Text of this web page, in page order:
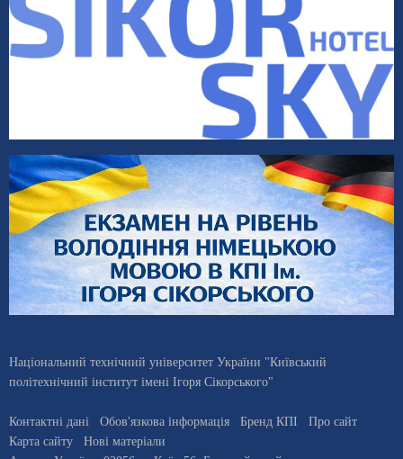
Національний технічний університет України "Київський
політехнічний інститут імені Ігоря Сікорського"
Контактні дані Обов'язкова інформація Бренд КПІ
Про сайт
Карта сайту
Нові матеріали